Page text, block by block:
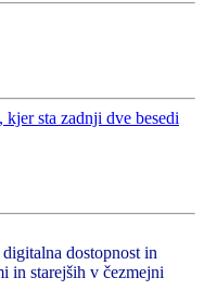
dostopnost in
in starejših v čezmejni